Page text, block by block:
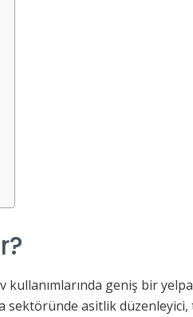
geniş bir
sektöründe asitlik